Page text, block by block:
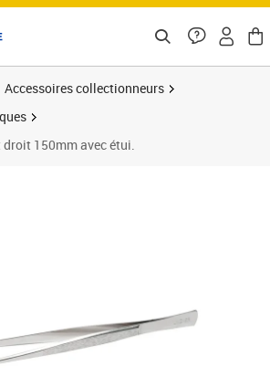
Accessoires collectionneurs
150mm avec étui.